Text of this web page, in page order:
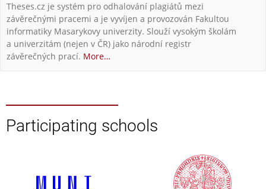
Theses.cz je systém pro odhalování plagiátů mezi
závěrečnými pracemi a je vyvíjen a provozován Fakultou
informatiky Masarykovy univerzity. Slouží vysokým školám
a univerzitám (nejen v ČR) jako národní registr
závěrečných prací. More…
Participating schools